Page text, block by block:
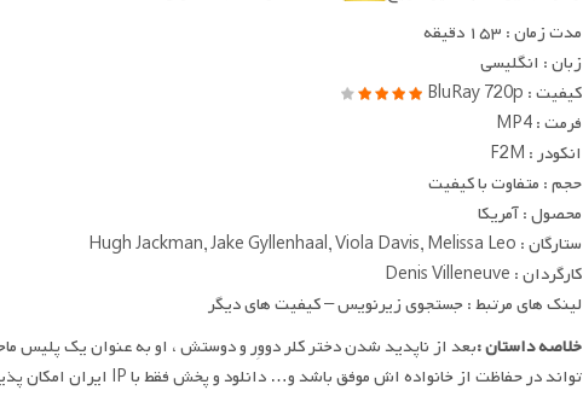
مدت زمان : ۱۵۳ دقیقه
زبان : انگلیسی
کیفیت : BluRay 720p
فرمت : MP4
انکودر : F2M
حجم : متفاوت با کیفیت
محصول : آمریکا
ستارگان : Hugh Jackman, Jake Gyllenhaal, Viola Davis, Melissa Leo
کارگردان : Denis Villeneuve
لینک های مرتبط : جستجوی زیرنویس – کیفیت های دیگر
خلاصه داستان :بعد از ناپدید شدن دختر کلر دووِر و دوستش ، او به عنوان یک پلیس
تواند در حفاظت از خانواده اش موفق باشد و… دانلود و پخش فقط با IP ایران امکان پذیر هست